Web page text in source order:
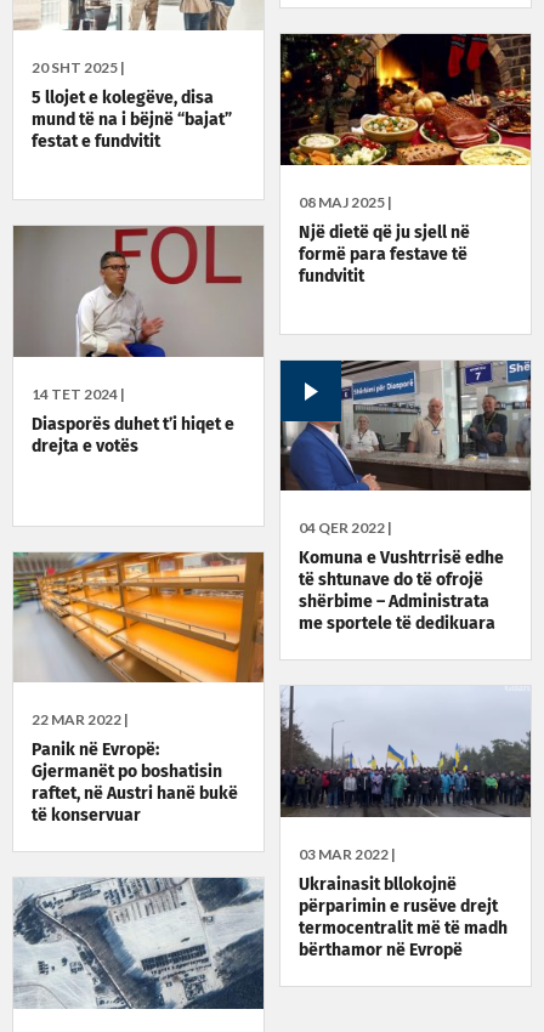
20 SHT 2025 |
5 llojet e kolegëve, disa
mund të na i bëjnë “bajat”
festat e fundvitit
08 MAJ 2025 |
Një dietë që ju sjell në
formë para festave të
fundvitit
14 TET 2024 |
Diasporës duhet t’i hiqet e
drejta e votës
04 QER 2022 |
Komuna e Vushtrrisë edhe
të shtunave do të ofrojë
shërbime – Administrata
me sportele të dedikuara
22 MAR 2022 |
Panik në Evropë:
Gjermanët po boshatisin
raftet, në Austri hanë bukë
të konservuar
03 MAR 2022 |
Ukrainasit bllokojnë
përparimin e rusëve drejt
termocentralit më të madh
bërthamor në Evropë